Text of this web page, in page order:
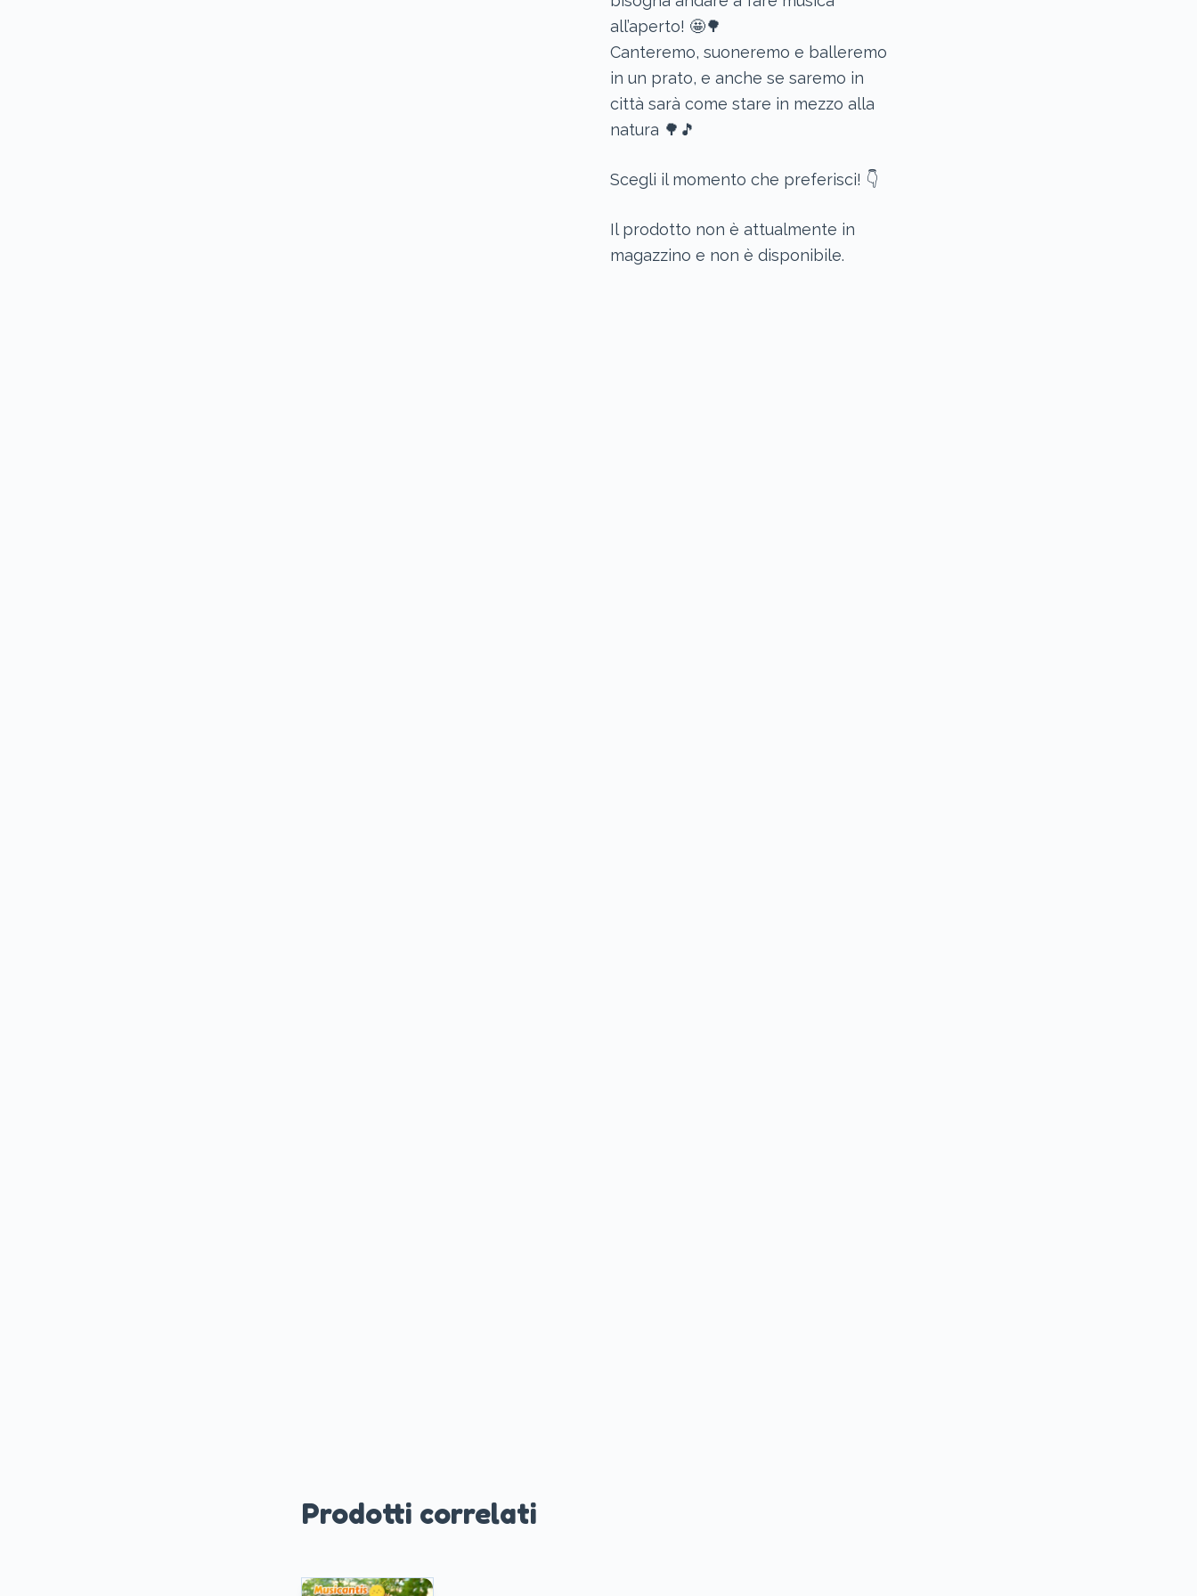
all’aperto! 🤩🌳
Canteremo, suoneremo e balleremo
in un prato, e anche se saremo in
città sarà come stare in mezzo alla
natura 🌳🎵
Scegli il momento che preferisci! 👇
Il prodotto non è attualmente in
magazzino e non è disponibile.
Prodotti correlati